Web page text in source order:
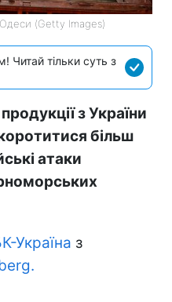
(Getty Images)
Читай тільки суть з
з України
більш
атаки
Україна з